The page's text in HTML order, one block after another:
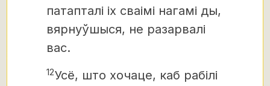
патапталі іх сваімі нагамі ды,
вярнуўшыся, не разарвалі
вас.
12Усё, што хочаце, каб рабілі